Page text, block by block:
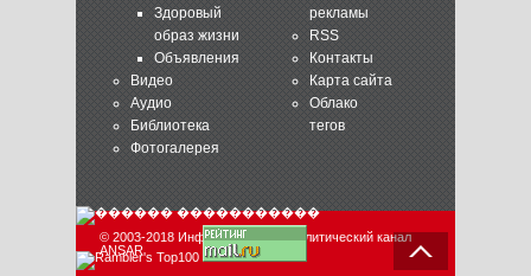
Здоровый
образ жизни
Объявления
Видео
Аудио
Библиотека
Фотогалерея
рекламы
RSS
Контакты
Карта сайта
Облако
тегов
© 2003-2018 Информационно-аналитический канал
ANSAR